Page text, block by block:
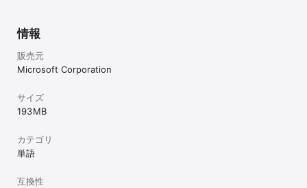
情報
販売元
Microsoft Corporation
サイズ
193 MB
カテゴリ
単語
互換性